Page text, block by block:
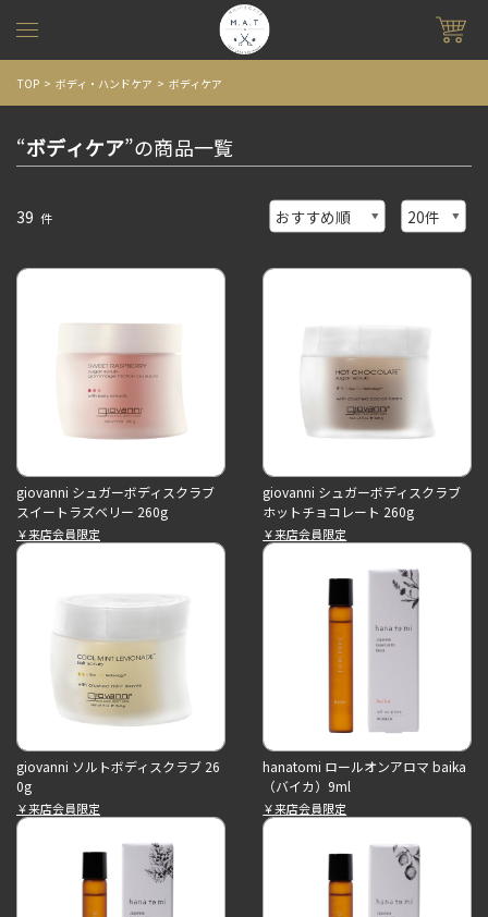
TOP ボディ・ハンドケア ボディケア
“ボディケア”の商品一覧
39 件
giovanni シュガーボディスクラブ
スイートラズベリー 260g
￥来店会員限定
giovanni シュガーボディスクラブ
ホットチョコレート 260g
￥来店会員限定
giovanni ソルトボディスクラブ 26
0g
￥来店会員限定
hanatomi ロールオンアロマ baika
（バイカ）9ml
￥来店会員限定